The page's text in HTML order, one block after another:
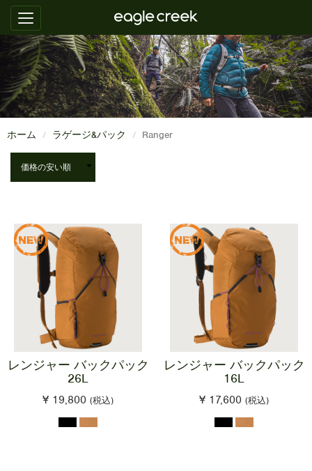
ホーム ラゲージ&パック Ranger
レンジャー バックパック
26L
¥ 19,800 (税込)
レンジャー バックパック
16L
¥ 17,600 (税込)